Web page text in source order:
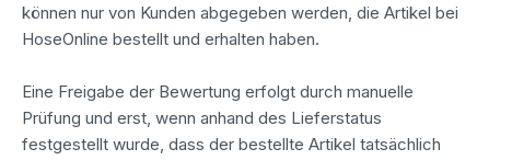
können nur von Kunden abgegeben werden, die Artikel bei
HoseOnline bestellt und erhalten haben.
Eine Freigabe der Bewertung erfolgt durch manuelle
Prüfung und erst, wenn anhand des Lieferstatus
festgestellt wurde, dass der bestellte Artikel tatsächlich